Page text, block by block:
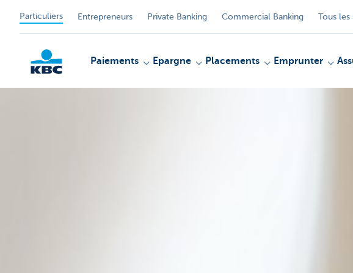
Particuliers Entrepreneurs Private Banking Commercial Banking Tous les
Paiements Epargne Placements Emprunter